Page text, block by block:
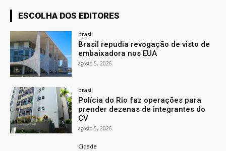
ESCOLHA DOS EDITORES
brasil
Brasil repudia revogação de visto de
embaixadora nos EUA
agosto 5, 2026
brasil
Polícia do Rio faz operações para
prender dezenas de integrantes do
CV
agosto 5, 2026
Cidade